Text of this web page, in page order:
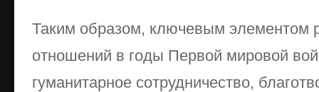
Таким образом, ключевым элементом
отношений в годы Первой мировой
гуманитарное сотрудничество,